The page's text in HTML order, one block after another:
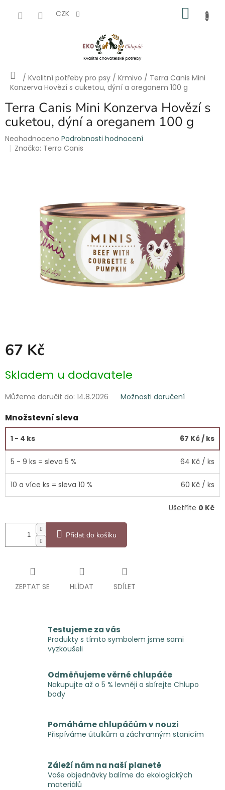
CZK
Domů
/ Kvalitní potřeby pro psy / Krmivo / Terra Canis Mini
Konzerva Hovězí s cuketou, dýní a oreganem 100 g
Terra Canis Mini Konzerva Hovězí s
cuketou, dýní a oreganem 100 g
Průměrné
hodnocení
hvězdiček.
Neohodnoceno Podrobnosti hodnocení
Značka: Terra Canis
67 Kč
cena:
Skladem u dodavatele
Můžeme doručit do: 14.8.2026 Možnosti doručení
Množstevní sleva
1 - 4 ks 67 Kč / ks
5 - 9 ks = sleva 5 % 64 Kč / ks
10 a více ks = sleva 10 % 60 Kč / ks
Ušetříte 0 Kč
Přidat do košíku
ZEPTAT SE HLÍDAT SDÍLET
Testujeme za vás
Produkty s tímto symbolem jsme sami
vyzkoušeli
Odměňujeme věrné chlupáče
Nakupujte až o 5 % levněji a sbírejte Chlupo
body
Pomáháme chlupáčům v nouzi
Přispíváme útulkům a záchranným stanicím
Záleží nám na naší planetě
Vaše objednávky balíme do ekologických
materiálů